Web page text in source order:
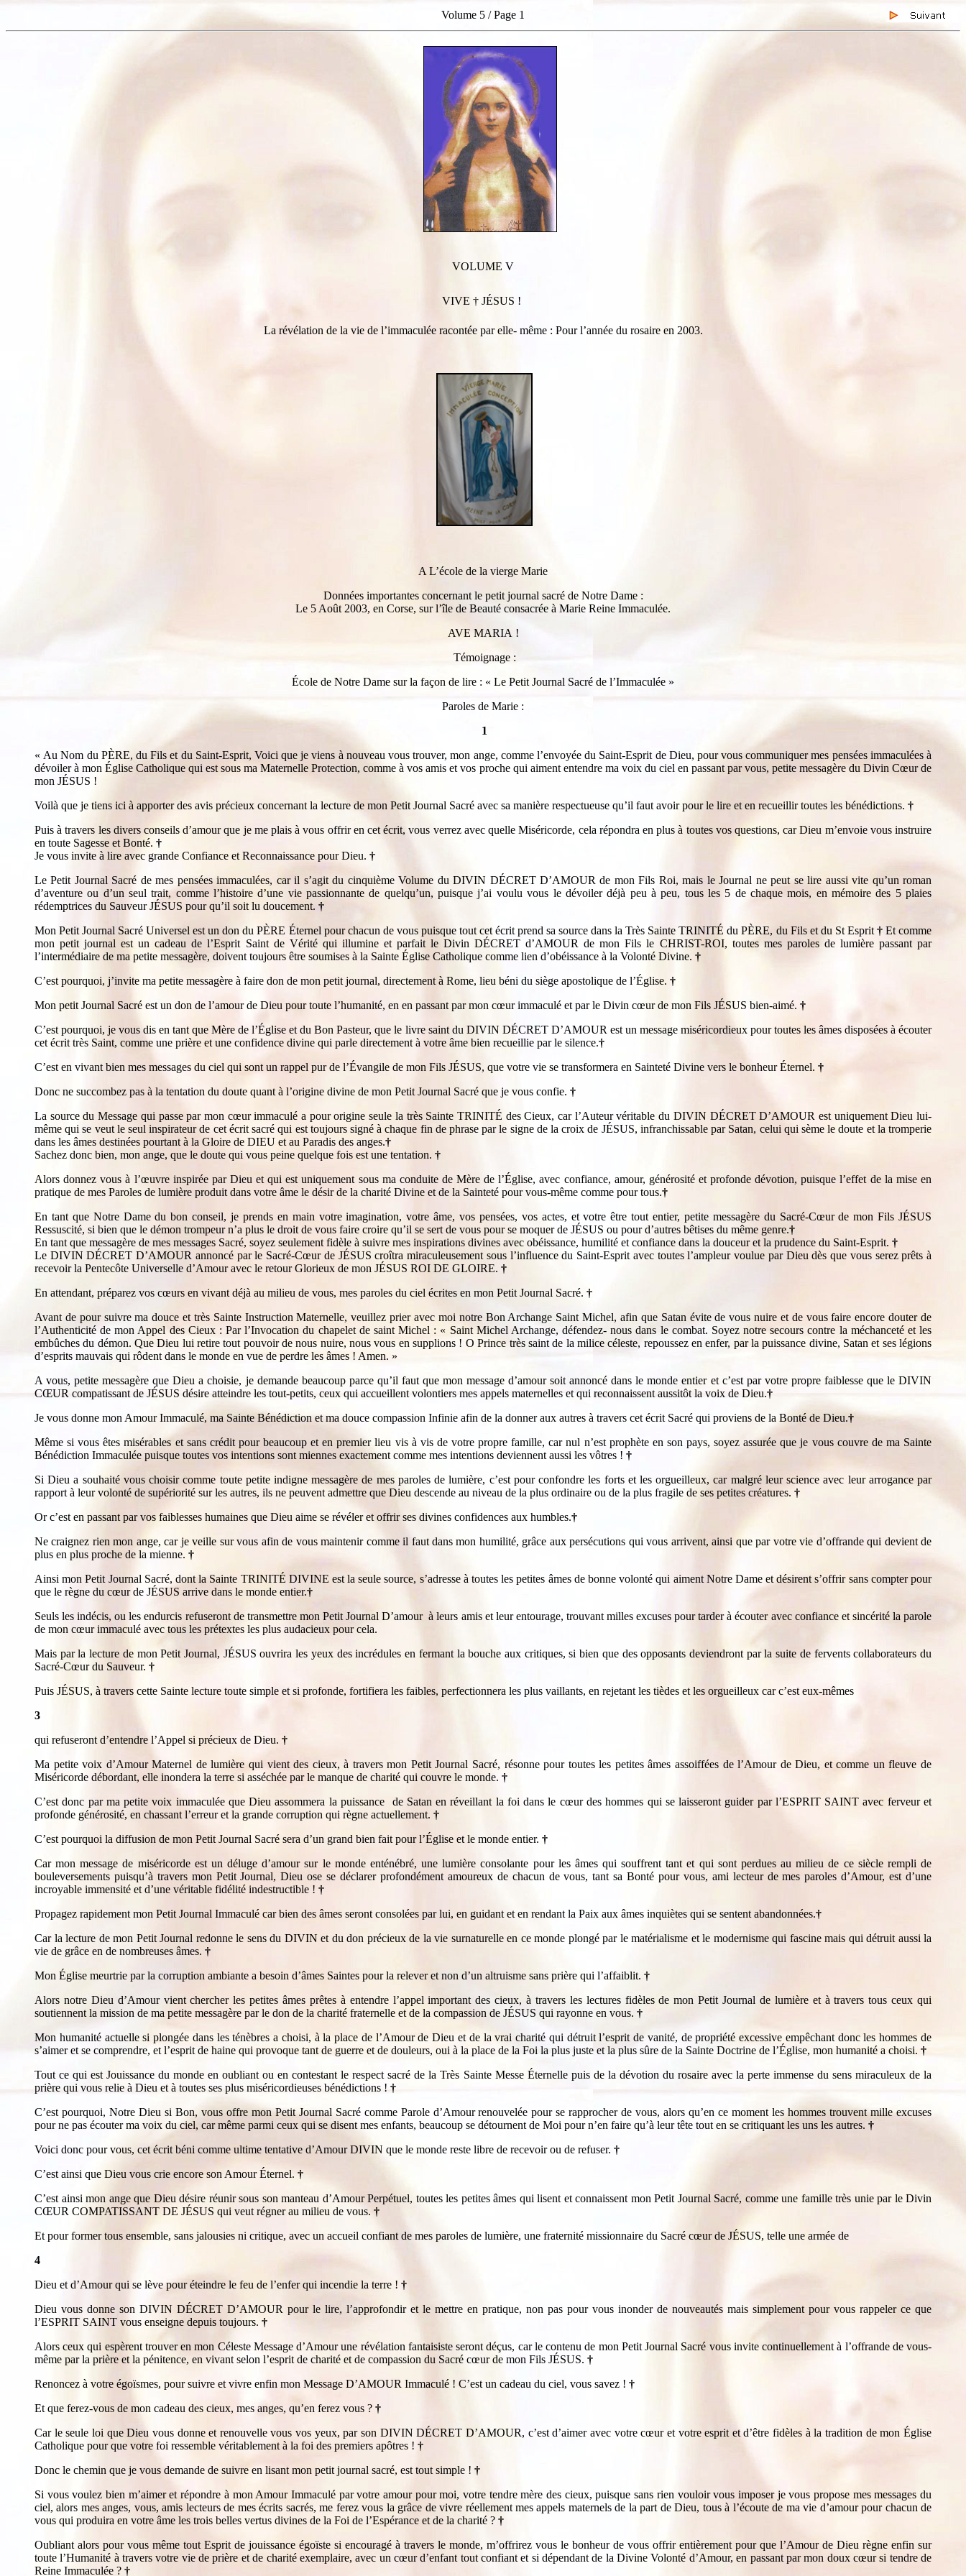
Volume 5 / Page 1
VOLUME V
VIVE † JÉSUS !
La révélation de la vie de l’immaculée racontée par elle- même : Pour l’année du rosaire en 2003.
A L’école de la vierge Marie
Données importantes concernant le petit journal sacré de Notre Dame :
Le 5 Août 2003, en Corse, sur l’île de Beauté consacrée à Marie Reine Immaculée.
AVE MARIA !
Témoignage :
École de Notre Dame sur la façon de lire : « Le Petit Journal Sacré de l’Immaculée »
Paroles de Marie :
1
« Au Nom du PÈRE, du Fils et du Saint-Esprit, Voici que je viens à nouveau vous trouver, mon ange, comme l’envoyée du Saint-Esprit de Dieu, pour vous communiquer mes pensées immaculées à
dévoiler à mon Église Catholique qui est sous ma Maternelle Protection, comme à vos amis et vos proche qui aiment entendre ma voix du ciel en passant par vous, petite messagère du Divin Cœur de
mon JÉSUS !
Voilà que je tiens ici à apporter des avis précieux concernant la lecture de mon Petit Journal Sacré avec sa manière respectueuse qu’il faut avoir pour le lire et en recueillir toutes les bénédictions. †
Puis à travers les divers conseils d’amour que je me plais à vous offrir en cet écrit, vous verrez avec quelle Miséricorde, cela répondra en plus à toutes vos questions, car Dieu m’envoie vous instruire
en toute Sagesse et Bonté. †
Je vous invite à lire avec grande Confiance et Reconnaissance pour Dieu. †
Le Petit Journal Sacré de mes pensées immaculées, car il s’agit du cinquième Volume du DIVIN DÉCRET D’AMOUR de mon Fils Roi, mais le Journal ne peut se lire aussi vite qu’un roman
d’aventure ou d’un seul trait, comme l’histoire d’une vie passionnante de quelqu’un, puisque j’ai voulu vous le dévoiler déjà peu à peu, tous les 5 de chaque mois, en mémoire des 5 plaies
rédemptrices du Sauveur JÉSUS pour qu’il soit lu doucement. †
Mon Petit Journal Sacré Universel est un don du PÈRE Éternel pour chacun de vous puisque tout cet écrit prend sa source dans la Très Sainte TRINITÉ du PÈRE, du Fils et du St Esprit †Et comme
mon petit journal est un cadeau de l’Esprit Saint de Vérité qui illumine et parfait le Divin DÉCRET d’AMOUR de mon Fils le CHRIST-ROI, toutes mes paroles de lumière passant par
l’intermédiaire de ma petite messagère, doivent toujours être soumises à la Sainte Église Catholique comme lien d’obéissance à la Volonté Divine. †
C’est pourquoi, j’invite ma petite messagère à faire don de mon petit journal, directement à Rome, lieu béni du siège apostolique de l’Église. †
Mon petit Journal Sacré est un don de l’amour de Dieu pour toute l’humanité, en en passant par mon cœur immaculé et par le Divin cœur de mon Fils JÉSUS bien-aimé. †
C’est pourquoi, je vous dis en tant que Mère de l’Église et du Bon Pasteur, que le livre saint du DIVIN DÉCRET D’AMOUR est un message miséricordieux pour toutes les âmes disposées à écouter
cet écrit très Saint, comme une prière et une confidence divine qui parle directement à votre âme bien recueillie par le silence.†
C’est en vivant bien mes messages du ciel qui sont un rappel pur de l’Évangile de mon Fils JÉSUS, que votre vie se transformera en Sainteté Divine vers le bonheur Éternel. †
Donc ne succombez pas à la tentation du doute quant à l’origine divine de mon Petit Journal Sacré que je vous confie. †
La source du Message qui passe par mon cœur immaculé a pour origine seule la très Sainte TRINITÉ des Cieux, car l’Auteur véritable du DIVIN DÉCRET D’AMOUR est uniquement Dieu lui-
même qui se veut le seul inspirateur de cet écrit sacré qui est toujours signé à chaque fin de phrase par le signe de la croix de JÉSUS, infranchissable par Satan, celui qui sème le doute et la tromperie
dans les âmes destinées pourtant à la Gloire de DIEU et au Paradis des anges.†
Sachez donc bien, mon ange, que le doute qui vous peine quelque fois est une tentation. †
Alors donnez vous à l’œuvre inspirée par Dieu et qui est uniquement sous ma conduite de Mère de l’Église, avec confiance, amour, générosité et profonde dévotion, puisque l’effet de la mise en
pratique de mes Paroles de lumière produit dans votre âme le désir de la charité Divine et de la Sainteté pour vous-même comme pour tous.†
En tant que Notre Dame du bon conseil, je prends en main votre imagination, votre âme, vos pensées, vos actes, et votre être tout entier, petite messagère du Sacré-Cœur de mon Fils JÉSUS
Ressuscité, si bien que le démon trompeur n’a plus le droit de vous faire croire qu’il se sert de vous pour se moquer de JÉSUS ou pour d’autres bêtises du même genre.†
En tant que messagère de mes messages Sacré, soyez seulement fidèle à suivre mes inspirations divines avec obéissance, humilité et confiance dans la douceur et la prudence du Saint-Esprit. †
Le DIVIN DÉCRET D’AMOUR annoncé par le Sacré-Cœur de JÉSUS croîtra miraculeusement sous l’influence du Saint-Esprit avec toutes l’ampleur voulue par Dieu dès que vous serez prêts à
recevoir la Pentecôte Universelle d’Amour avec le retour Glorieux de mon JÉSUS ROI DE GLOIRE. †
En attendant, préparez vos cœurs en vivant déjà au milieu de vous, mes paroles du ciel écrites en mon Petit Journal Sacré. †
Avant de pour suivre ma douce et très Sainte Instruction Maternelle, veuillez prier avec moi notre Bon Archange Saint Michel, afin que Satan évite de vous nuire et de vous faire encore douter de
l’Authenticité de mon Appel des Cieux : Par l’Invocation du chapelet de saint Michel : « Saint Michel Archange, défendez- nous dans le combat. Soyez notre secours contre la méchanceté et les
embûches du démon. Que Dieu lui retire tout pouvoir de nous nuire, nous vous en supplions ! O Prince très saint de la milice céleste, repoussez en enfer, par la puissance divine, Satan et ses légions
d’esprits mauvais qui rôdent dans le monde en vue de perdre les âmes ! Amen. »
A vous, petite messagère que Dieu a choisie, je demande beaucoup parce qu’il faut que mon message d’amour soit annoncé dans le monde entier et c’est par votre propre faiblesse que le DIVIN
CŒUR compatissant de JÉSUS désire atteindre les tout-petits, ceux qui accueillent volontiers mes appels maternelles et qui reconnaissent aussitôt la voix de Dieu.†
Je vous donne mon Amour Immaculé, ma Sainte Bénédiction et ma douce compassion Infinie afin de la donner aux autres à travers cet écrit Sacré qui proviens de la Bonté de Dieu.†
Même si vous êtes misérables et sans crédit pour beaucoup et en premier lieu vis à vis de votre propre famille, car nul n’est prophète en son pays, soyez assurée que je vous couvre de ma Sainte
Bénédiction Immaculée puisque toutes vos intentions sont miennes exactement comme mes intentions deviennent aussi les vôtres ! †
Si Dieu a souhaité vous choisir comme toute petite indigne messagère de mes paroles de lumière, c’est pour confondre les forts et les orgueilleux, car malgré leur science avec leur arrogance par
rapport à leur volonté de supériorité sur les autres, ils ne peuvent admettre que Dieu descende au niveau de la plus ordinaire ou de la plus fragile de ses petites créatures. †
Or c’est en passant par vos faiblesses humaines que Dieu aime se révéler et offrir ses divines confidences aux humbles.†
Ne craignez rien mon ange, car je veille sur vous afin de vous maintenir comme il faut dans mon humilité, grâce aux persécutions qui vous arrivent, ainsi que par votre vie d’offrande qui devient de
plus en plus proche de la mienne. †
Ainsi mon Petit Journal Sacré, dont la Sainte TRINITÉ DIVINE est la seule source, s’adresse à toutes les petites âmes de bonne volonté qui aiment Notre Dame et désirent s’offrir sans compter pour
que le règne du cœur de JÉSUS arrive dans le monde entier.†
Seuls les indécis, ou les endurcis refuseront de transmettre mon Petit Journal D’amour à leurs amis et leur entourage, trouvant milles excuses pour tarder à écouter avec confiance et sincérité la parole
de mon cœur immaculé avec tous les prétextes les plus audacieux pour cela.
Mais par la lecture de mon Petit Journal, JÉSUS ouvrira les yeux des incrédules en fermant la bouche aux critiques, si bien que des opposants deviendront par la suite de fervents collaborateurs du
Sacré-Cœur du Sauveur. †
Puis JÉSUS, à travers cette Sainte lecture toute simple et si profonde, fortifiera les faibles, perfectionnera les plus vaillants, en rejetant les tièdes et les orgueilleux car c’est eux-mêmes
3
qui refuseront d’entendre l’Appel si précieux de Dieu. †
Ma petite voix d’Amour Maternel de lumière qui vient des cieux, à travers mon Petit Journal Sacré, résonne pour toutes les petites âmes assoiffées de l’Amour de Dieu, et comme un fleuve de
Miséricorde débordant, elle inondera la terre si asséchée par le manque de charité qui couvre le monde. †
C’est donc par ma petite voix immaculée que Dieu assommera la puissance de Satan en réveillant la foi dans le cœur des hommes qui se laisseront guider par l’ESPRIT SAINT avec ferveur et
profonde générosité, en chassant l’erreur et la grande corruption qui règne actuellement. †
C’est pourquoi la diffusion de mon Petit Journal Sacré sera d’un grand bien fait pour l’Église et le monde entier. †
Car mon message de miséricorde est un déluge d’amour sur le monde enténébré, une lumière consolante pour les âmes qui souffrent tant et qui sont perdues au milieu de ce siècle rempli de
bouleversements puisqu’à travers mon Petit Journal, Dieu ose se déclarer profondément amoureux de chacun de vous, tant sa Bonté pour vous, ami lecteur de mes paroles d’Amour, est d’une
incroyable immensité et d’une véritable fidélité indestructible ! †
Propagez rapidement mon Petit Journal Immaculé car bien des âmes seront consolées par lui, en guidant et en rendant la Paix aux âmes inquiètes qui se sentent abandonnées.†
Car la lecture de mon Petit Journal redonne le sens du DIVIN et du don précieux de la vie surnaturelle en ce monde plongé par le matérialisme et le modernisme qui fascine mais qui détruit aussi la
vie de grâce en de nombreuses âmes. †
Mon Église meurtrie par la corruption ambiante a besoin d’âmes Saintes pour la relever et non d’un altruisme sans prière qui l’affaiblit. †
Alors notre Dieu d’Amour vient chercher les petites âmes prêtes à entendre l’appel important des cieux, à travers les lectures fidèles de mon Petit Journal de lumière et à travers tous ceux qui
soutiennent la mission de ma petite messagère par le don de la charité fraternelle et de la compassion de JÉSUS qui rayonne en vous. †
Mon humanité actuelle si plongée dans les ténèbres a choisi, à la place de l’Amour de Dieu et de la vrai charité qui détruit l’esprit de vanité, de propriété excessive empêchant donc les hommes de
s’aimer et se comprendre, et l’esprit de haine qui provoque tant de guerre et de douleurs, oui à la place de la Foi la plus juste et la plus sûre de la Sainte Doctrine de l’Église, mon humanité a choisi. †
Tout ce qui est Jouissance du monde en oubliant ou en contestant le respect sacré de la Très Sainte Messe Éternelle puis de la dévotion du rosaire avec la perte immense du sens miraculeux de la
prière qui vous relie à Dieu et à toutes ses plus miséricordieuses bénédictions ! †
C’est pourquoi, Notre Dieu si Bon, vous offre mon Petit Journal Sacré comme Parole d’Amour renouvelée pour se rapprocher de vous, alors qu’en ce moment les hommes trouvent mille excuses
pour ne pas écouter ma voix du ciel, car même parmi ceux qui se disent mes enfants, beaucoup se détournent de Moi pour n’en faire qu’à leur tête tout en se critiquant les uns les autres. †
Voici donc pour vous, cet écrit béni comme ultime tentative d’Amour DIVIN que le monde reste libre de recevoir ou de refuser. †
C’est ainsi que Dieu vous crie encore son Amour Éternel. †
C’est ainsi mon ange que Dieu désire réunir sous son manteau d’Amour Perpétuel, toutes les petites âmes qui lisent et connaissent mon Petit Journal Sacré, comme une famille très unie par le Divin
CŒUR COMPATISSANT DE JÉSUS qui veut régner au milieu de vous. †
Et pour former tous ensemble, sans jalousies ni critique, avec un accueil confiant de mes paroles de lumière, une fraternité missionnaire du Sacré cœur de JÉSUS, telle une armée de
4
Dieu et d’Amour qui se lève pour éteindre le feu de l’enfer qui incendie la terre ! †
Dieu vous donne son DIVIN DÉCRET D’AMOUR pour le lire, l’approfondir et le mettre en pratique, non pas pour vous inonder de nouveautés mais simplement pour vous rappeler ce que
l’ESPRIT SAINT vous enseigne depuis toujours. †
Alors ceux qui espèrent trouver en mon Céleste Message d’Amour une révélation fantaisiste seront déçus, car le contenu de mon Petit Journal Sacré vous invite continuellement à l’offrande de vous-
même par la prière et la pénitence, en vivant selon l’esprit de charité et de compassion du Sacré cœur de mon Fils JÉSUS. †
Renoncez à votre égoïsmes, pour suivre et vivre enfin mon Message D’AMOUR Immaculé ! C’est un cadeau du ciel, vous savez ! †
Et que ferez-vous de mon cadeau des cieux, mes anges, qu’en ferez vous ? †
Car le seule loi que Dieu vous donne et renouvelle vous vos yeux, par son DIVIN DÉCRET D’AMOUR, c’est d’aimer avec votre cœur et votre esprit et d’être fidèles à la tradition de mon Église
Catholique pour que votre foi ressemble véritablement à la foi des premiers apôtres ! †
Donc le chemin que je vous demande de suivre en lisant mon petit journal sacré, est tout simple ! †
Si vous voulez bien m’aimer et répondre à mon Amour Immaculé par votre amour pour moi, votre tendre mère des cieux, puisque sans rien vouloir vous imposer je vous propose mes messages du
ciel, alors mes anges, vous, amis lecteurs de mes écrits sacrés, me ferez vous la grâce de vivre réellement mes appels maternels de la part de Dieu, tous à l’écoute de ma vie d’amour pour chacun de
vous qui produira en votre âme les trois belles vertus divines de la Foi de l’Espérance et de la charité ? †
Oubliant alors pour vous même tout Esprit de jouissance égoïste si encouragé à travers le monde, m’offrirez vous le bonheur de vous offrir entièrement pour que l’Amour de Dieu règne enfin sur
toute l’Humanité à travers votre vie de prière et de charité exemplaire, avec un cœur d’enfant tout confiant et si dépendant de la Divine Volonté d’Amour, en passant par mon doux cœur si tendre de
Reine Immaculée ? †